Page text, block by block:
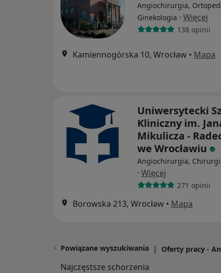
Angiochirurgia,
Ginekologia · Więcej
138 opinii
Kamiennogórska 10, Wrocław • Mapa
Uniwersytecki
Kliniczny im.
Mikulicza -
we Wrocławiu
Angiochirurgia,
· Więcej
271 opinii
Borowska 213, Wrocław • Mapa
Powiązane wyszukiwania | Oferty pracy -
Najczęstsze schorzenia